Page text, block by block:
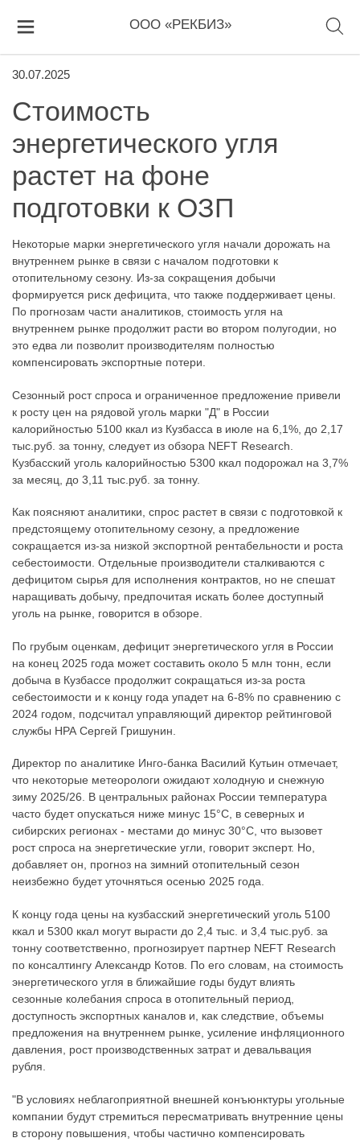
ООО «РЕКБИЗ»
30.07.2025
Стоимость
энергетического угля
растет на фоне
подготовки к ОЗП
Некоторые марки энергетического угля начали дорожать на
внутреннем рынке в связи с началом подготовки к
отопительному сезону. Из-за сокращения добычи
формируется риск дефицита, что также поддерживает цены.
По прогнозам части аналитиков, стоимость угля на
внутреннем рынке продолжит расти во втором полугодии, но
это едва ли позволит производителям полностью
компенсировать экспортные потери.
Сезонный рост спроса и ограниченное предложение привели
к росту цен на рядовой уголь марки "Д" в России
калорийностью 5100 ккал из Кузбасса в июле на 6,1%, до 2,17
тыс.руб. за тонну, следует из обзора NEFT Research.
Кузбасский уголь калорийностью 5300 ккал подорожал на 3,7%
за месяц, до 3,11 тыс.руб. за тонну.
Как поясняют аналитики, спрос растет в связи с подготовкой к
предстоящему отопительному сезону, а предложение
сокращается из-за низкой экспортной рентабельности и роста
себестоимости. Отдельные производители сталкиваются с
дефицитом сырья для исполнения контрактов, но не спешат
наращивать добычу, предпочитая искать более доступный
уголь на рынке, говорится в обзоре.
По грубым оценкам, дефицит энергетического угля в России
на конец 2025 года может составить около 5 млн тонн, если
добыча в Кузбассе продолжит сокращаться из-за роста
себестоимости и к концу года упадет на 6-8% по сравнению с
2024 годом, подсчитал управляющий директор рейтинговой
службы НРА Сергей Гришунин.
Директор по аналитике Инго-банка Василий Кутьин отмечает,
что некоторые метеорологи ожидают холодную и снежную
зиму 2025/26. В центральных районах России температура
часто будет опускаться ниже минус 15°C, в северных и
сибирских регионах - местами до минус 30°C, что вызовет
рост спроса на энергетические угли, говорит эксперт. Но,
добавляет он, прогноз на зимний отопительный сезон
неизбежно будет уточняться осенью 2025 года.
К концу года цены на кузбасский энергетический уголь 5100
ккал и 5300 ккал могут вырасти до 2,4 тыс. и 3,4 тыс.руб. за
тонну соответственно, прогнозирует партнер NEFT Research
по консалтингу Александр Котов. По его словам, на стоимость
энергетического угля в ближайшие годы будут влиять
сезонные колебания спроса в отопительный период,
доступность экспортных каналов и, как следствие, объемы
предложения на внутреннем рынке, усиление инфляционного
давления, рост производственных затрат и девальвация
рубля.
"В условиях неблагоприятной внешней конъюнктуры угольные
компании будут стремиться пересматривать внутренние цены
в сторону повышения, чтобы частично компенсировать